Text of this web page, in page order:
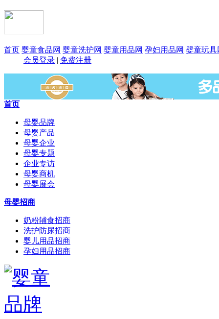
首页 婴童食品网 婴童洗护网 婴童用品网 孕妇用品网 婴童玩具
会员登录 | 免费注册
首页
母婴品牌
母婴产品
母婴企业
母婴专题
企业专访
母婴商机
母婴展会
母婴招商
奶粉辅食招商
洗护防尿招商
婴儿用品招商
孕妇用品招商